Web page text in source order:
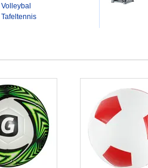
Volleybal
Tafeltennis